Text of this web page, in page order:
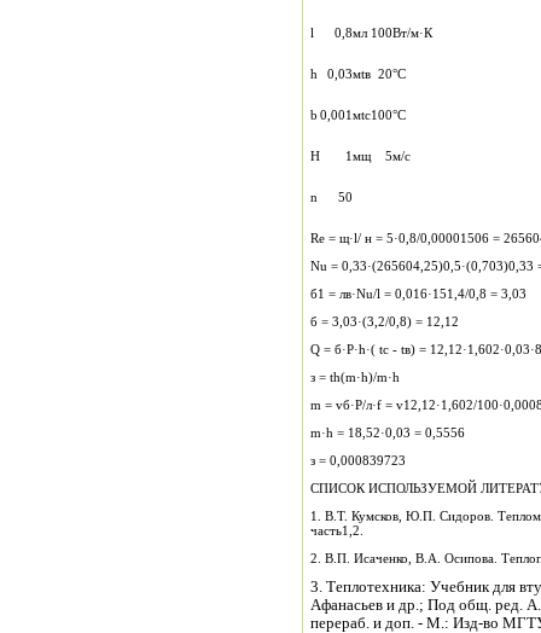
l 0,8мл 100Вт/м·К
h 0,03мtв 20°С
b 0,001мtс100°С
H 1мщ 5м/с
n 50
Re = щ·l/ н = 5·0,8/0,00001506 =
Nu = 0,33·(265604,25)0,5·(0,703)0,33
б1 = лв·Nu/l = 0,016·151,4/0,8 = 3,03
б = 3,03·(3,2/0,8) = 12,12
Q = б·P·h·( tс - tв) =
з = th(m·h)/m·h
m = vб·P/л·f = v12,12·1,602/
m·h = 18,52·0,03 = 0,5556
з = 0,000839723
СПИСОК ИСПОЛЬЗУЕМОЙ
1. В.Т. Кумсков, Ю.П. Сидоров.
часть1,2.
2. В.П. Исаченко, В.А. Осипова.
3. Теплотехника: Учебник для
Афанасьев и др.; Под общ. ред.
перераб. и доп. - М.: Изд-во